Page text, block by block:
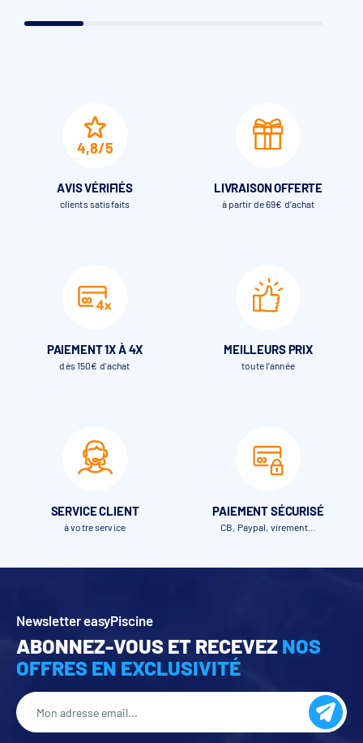
2 poteaux aluminium laqués blanc, gris soutenu à fixer sur
1 moteur tubulaire non débrayable, fin de course mécanique
1 coffret électrique 220 volts/24 volts
Les côtes du Volet hors-sol Wood Start
4,8/5
AVIS VÉRIFIÉS
clients satisfaits
LIVRAISON OFFERTE
à partir de 69€ d’achat
PAIEMENT 1X À 4X
dès 150€ d'achat
MEILLEURS PRIX
toute l’année
SERVICE CLIENT
à votre service
PAIEMENT SÉCURISÉ
CB, Paypal, virement…
Newsletter easyPiscine
ABONNEZ-VOUS ET RECEVEZ NOS
OFFRES EN EXCLUSIVITÉ